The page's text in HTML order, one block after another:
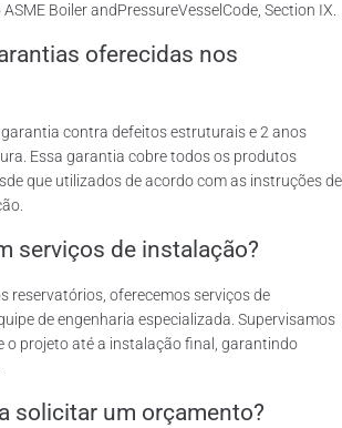
Boiler andPressureVesselCode, Section IX.
oferecidas nos
contra defeitos estruturais e 2 anos
Essa garantia cobre todos os produtos
que utilizados de acordo com as instruções de
serviços de instalação?
reservatórios, oferecemos serviços de
de engenharia especializada. Supervisamos
o projeto até a instalação final, garantindo
solicitar um orçamento?